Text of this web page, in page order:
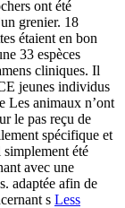
ont été
grenier. 18
étaient en bon
33 espèces
cliniques. Il
jeunes individus
Les animaux n’ont
le pas reçu de
spécifique et
été
avec une
adaptée afin de
s Less